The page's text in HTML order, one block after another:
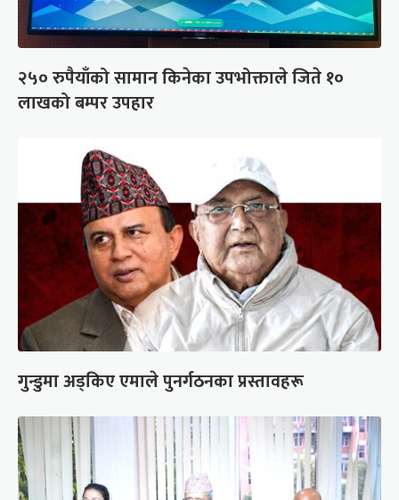
२५० रुपैयाँको सामान किनेका उपभोक्ताले जिते १०
लाखको बम्पर उपहार
गुन्डुमा अड्किए एमाले पुनर्गठनका प्रस्तावहरू